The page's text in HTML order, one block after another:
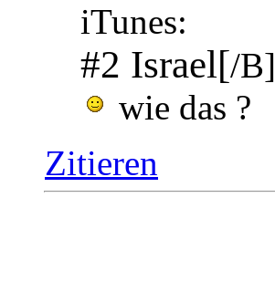
iTunes:
#2 Israel[/B]
wie das ?
Zitieren